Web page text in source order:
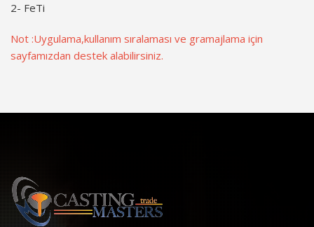
2- FeTi
Not :Uygulama,kullanım sıralaması ve gramajlama için
sayfamızdan destek alabilirsiniz.